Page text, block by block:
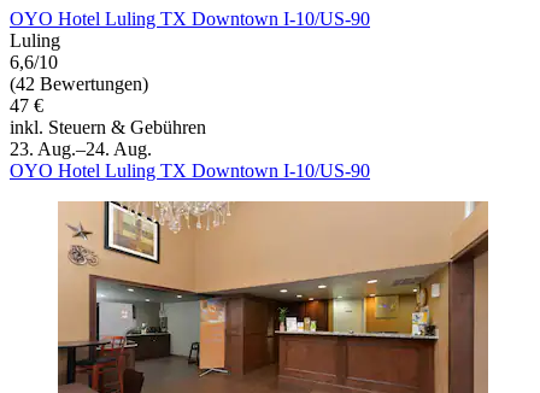
OYO Hotel Luling TX Downtown I-10/US-90
Luling
6,6/10
(42 Bewertungen)
47 €
inkl. Steuern & Gebühren
23. Aug.–24. Aug.
OYO Hotel Luling TX Downtown I-10/US-90